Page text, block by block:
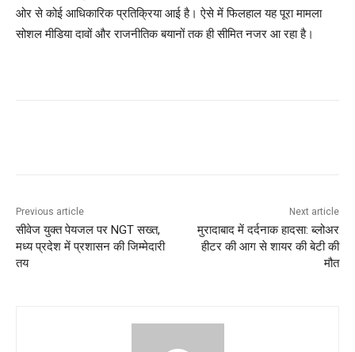
ओर से कोई आधिकारिक प्रतिक्रिया आई है। ऐसे में फिलहाल यह पूरा मामला
सोशल मीडिया दावों और राजनीतिक बयानों तक ही सीमित नजर आ रहा है।
Previous article
सीवेज युक्त पेयजल पर NGT सख्त,
मध्य प्रदेश में प्रशासन की जिम्मेदारी
तय
Next article
मुरादाबाद में दर्दनाक हादसा: ब्लोअर
हीटर की आग से शायर की बेटी की
मौत